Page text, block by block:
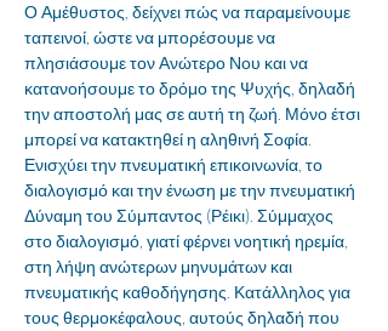
Ο Αμέθυστος, δείχνει πώς να παραμείνουμε
ταπεινοί, ώστε να μπορέσουμε να
πλησιάσουμε τον Ανώτερο Νου και να
κατανοήσουμε το δρόμο της Ψυχής, δηλαδή
την αποστολή μας σε αυτή τη ζωή. Μόνο έτσι
μπορεί να κατακτηθεί η αληθινή Σοφία.
Ενισχύει την πνευματική επικοινωνία, το
διαλογισμό και την ένωση με την πνευματική
Δύναμη του Σύμπαντος (Ρέικι). Σύμμαχος
στο διαλογισμό, γιατί φέρνει νοητική ηρεμία,
στη λήψη ανώτερων μηνυμάτων και
πνευματικής καθοδήγησης. Κατάλληλος για
τους θερμοκέφαλους, αυτούς δηλαδή που